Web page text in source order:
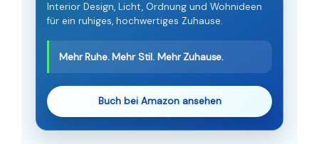
Interior Design, Licht, Ordnung und Wohnideen
für ein ruhiges, hochwertiges Zuhause.
Mehr Ruhe. Mehr Stil. Mehr Zuhause.
Buch bei Amazon ansehen